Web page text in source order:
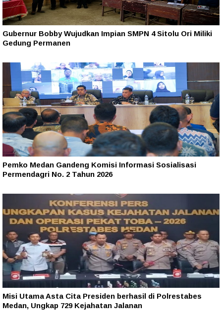
Gubernur Bobby Wujudkan Impian SMPN 4 Sitolu Ori Miliki
Gedung Permanen
Pemko Medan Gandeng Komisi Informasi Sosialisasi
Permendagri No. 2 Tahun 2026
Misi Utama Asta Cita Presiden berhasil di Polrestabes
Medan, Ungkap 729 Kejahatan Jalanan